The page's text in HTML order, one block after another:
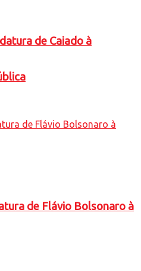
de Caiado à
de Flávio Bolsonaro à